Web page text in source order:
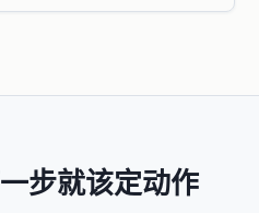
步就该定动作